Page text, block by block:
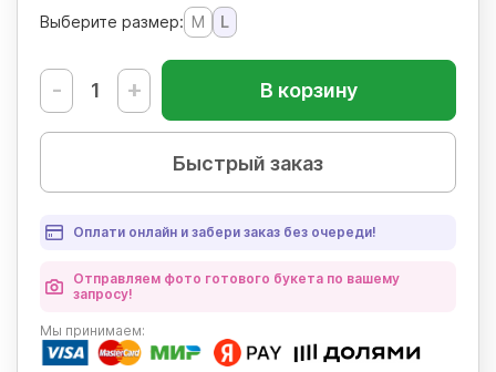
Выберите размер: М L
- + В корзину
Быстрый заказ
Оплати онлайн и забери заказ без очереди!
Отправляем фото готового букета по вашему
запросу!
Мы принимаем: